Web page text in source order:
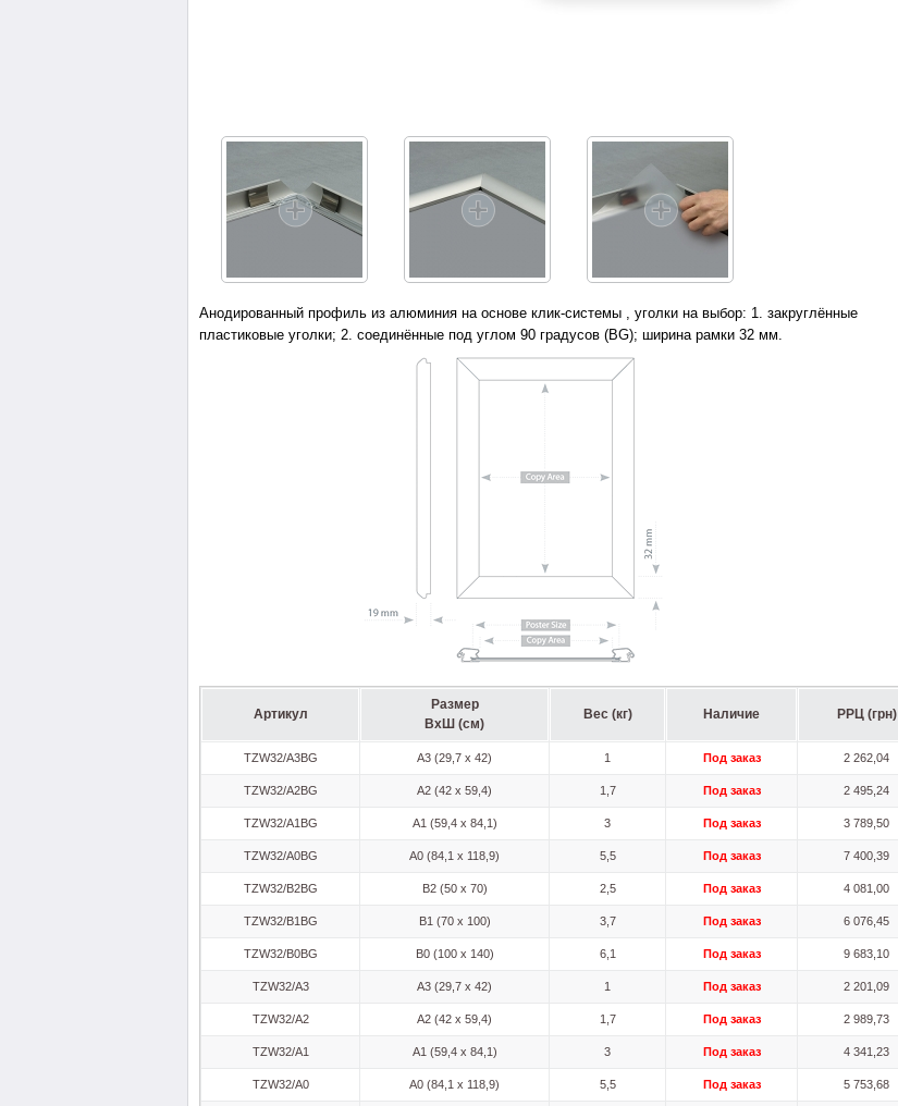
Анодированный профиль из алюминия на основе клик-системы , уголки на выбор: 1. закруглённые
пластиковые уголки; 2. соединённые под углом 90 градусов (BG); ширина рамки 32 мм.
Артикул
Размер
ВхШ (см)
Вес (кг) Наличие РРЦ (грн)
TZW32/A3BG A3 (29,7 x 42) 1 Под заказ 2 262,04
TZW32/A2BG A2 (42 x 59,4) 1,7 Под заказ 2 495,24
TZW32/A1BG A1 (59,4 x 84,1) 3 Под заказ 3 789,50
TZW32/A0BG A0 (84,1 x 118,9) 5,5 Под заказ 7 400,39
TZW32/B2BG B2 (50 x 70) 2,5 Под заказ 4 081,00
TZW32/B1BG B1 (70 x 100) 3,7 Под заказ 6 076,45
TZW32/B0BG B0 (100 x 140) 6,1 Под заказ 9 683,10
TZW32/A3 A3 (29,7 x 42) 1 Под заказ 2 201,09
TZW32/A2 A2 (42 x 59,4) 1,7 Под заказ 2 989,73
TZW32/A1 A1 (59,4 x 84,1) 3 Под заказ 4 341,23
TZW32/A0 A0 (84,1 x 118,9) 5,5 Под заказ 5 753,68